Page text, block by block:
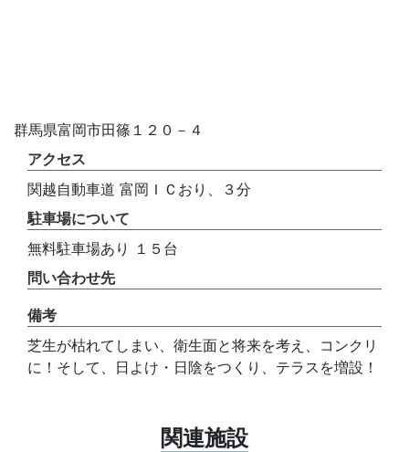
群馬県富岡市田篠１２０－４
アクセス
関越自動車道 富岡ＩＣおり、３分
駐車場について
無料駐車場あり １５台
問い合わせ先
備考
芝生が枯れてしまい、衛生面と将来を考え、コンクリ
に！そして、日よけ・日陰をつくり、テラスを増設！
関連施設